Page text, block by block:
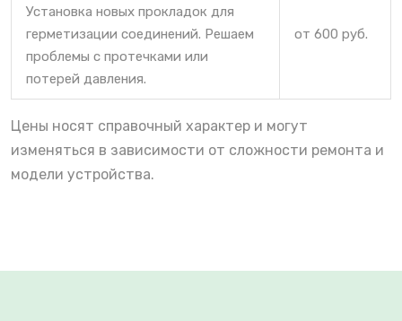
Установка новых прокладок для
герметизации соединений. Решаем
проблемы с протечками или
потерей давления.
от 600 руб.
Цены носят справочный характер и могут
изменяться в зависимости от сложности ремонта и
модели устройства.